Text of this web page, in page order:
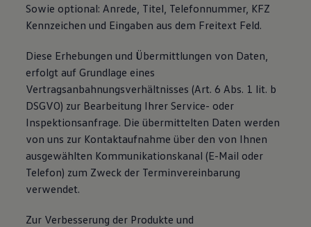
Sowie optional: Anrede, Titel, Telefonnummer, KFZ
Kennzeichen und Eingaben aus dem Freitext Feld.
Diese Erhebungen und Übermittlungen von Daten,
erfolgt auf Grundlage eines
Vertragsanbahnungsverhältnisses (Art. 6 Abs. 1 lit. b
DSGVO) zur Bearbeitung Ihrer Service- oder
Inspektionsanfrage. Die übermittelten Daten werden
von uns zur Kontaktaufnahme über den von Ihnen
ausgewählten Kommunikationskanal (E-Mail oder
Telefon) zum Zweck der Terminvereinbarung
verwendet.
Zur Verbesserung der Produkte und